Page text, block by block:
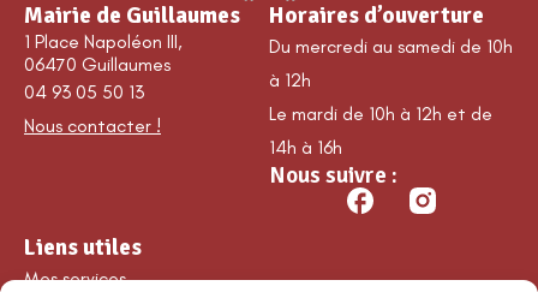
Mairie de Guillaumes
1 Place Napoléon III,
06470 Guillaumes
04 93 05 50 13
Nous contacter !
Horaires d’ouverture
Du mercredi au samedi de 10h
à 12h
Le mardi de 10h à 12h et de
14h à 16h
Nous suivre :
Liens utiles
Mes services